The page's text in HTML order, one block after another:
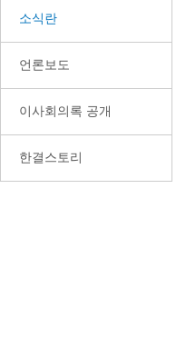
소식란
언론보도
이사회의록 공개
한결스토리